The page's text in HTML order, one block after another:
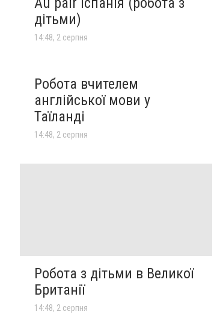
дітьми)
14:48, 2 серпня
Робота вчителем
англійської мови у
Таїланді
14:48, 2 серпня
Робота з дітьми в Великої
Британії
14:48, 2 серпня